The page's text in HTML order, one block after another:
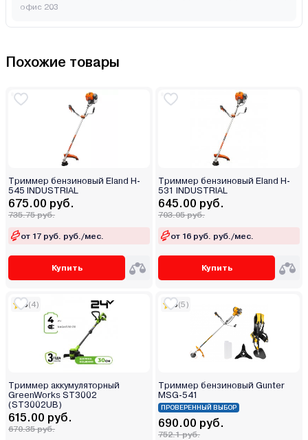
офис 203
Похожие товары
Триммер бензиновый Eland H-
545 INDUSTRIAL
675.00 руб.
735.75 руб.
от 17 руб. руб./мес.
Купить
Триммер бензиновый Eland H-
531 INDUSTRIAL
645.00 руб.
703.05 руб.
от 16 руб. руб./мес.
Купить
5(4)
Триммер аккумуляторный
GreenWorks ST3002
(ST3002UB)
615.00 руб.
670.35 руб.
5(5)
Триммер бензиновый Gunter
MSG-541
ПРОВЕРЕННЫЙ ВЫБОР
690.00 руб.
752.1 руб.